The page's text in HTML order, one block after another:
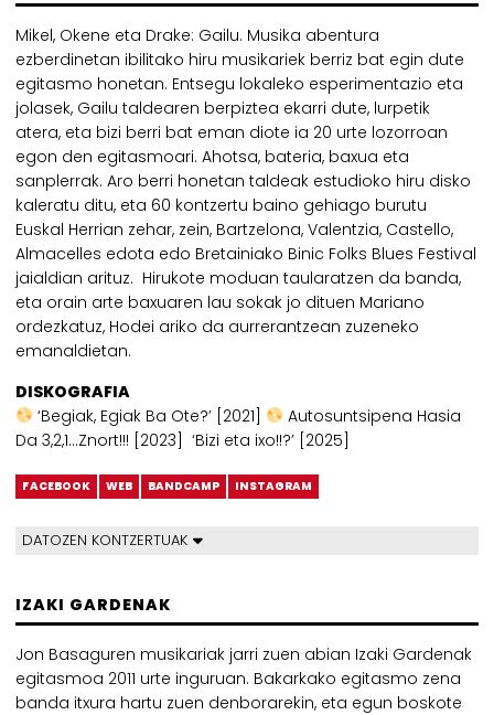
Mikel, Okene eta Drake: Gailu. Musika abentura
ezberdinetan ibilitako hiru musikariek berriz bat egin dute
egitasmo honetan. Entsegu lokaleko esperimentazio eta
jolasek, Gailu taldearen berpiztea ekarri dute, lurpetik
atera, eta bizi berri bat eman diote ia 20 urte lozorroan
egon den egitasmoari. Ahotsa, bateria, baxua eta
sanplerrak. Aro berri honetan taldeak estudioko hiru disko
kaleratu ditu, eta 60 kontzertu baino gehiago burutu
Euskal Herrian zehar, zein, Bartzelona, Valentzia, Castello,
Almacelles edota edo Bretainiako Binic Folks Blues Festival
jaialdian arituz. Hirukote moduan taularatzen da banda,
eta orain arte baxuaren lau sokak jo dituen Mariano
ordezkatuz, Hodei ariko da aurrerantzean zuzeneko
emanaldietan.
DISKOGRAFIA
‘Begiak, Egiak Ba Ote?’ [2021]
Autosuntsipena Hasia
Da 3,2,1…Znort!!! [2023] ‘Bizi eta ixo!!?’ [2025]
FACEBOOK WEB BANDCAMP INSTAGRAM
DATOZEN KONTZERTUAK
IZAKI GARDENAK
Jon Basaguren musikariak jarri zuen abian Izaki Gardenak
egitasmoa 2011 urte inguruan. Bakarkako egitasmo zena
banda itxura hartu zuen denborarekin, eta egun boskote